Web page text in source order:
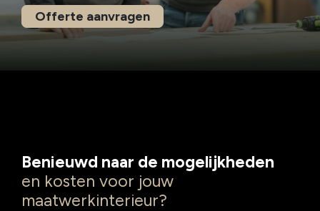
Offerte aanvragen
Benieuwd naar de mogelijkheden
en kosten voor jouw
maatwerkinterieur?